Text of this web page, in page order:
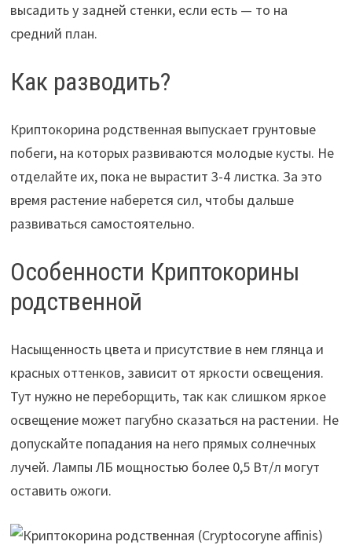
высадить у задней стенки, если есть — то на
средний план.
Как разводить?
Криптокорина родственная выпускает грунтовые
побеги, на которых развиваются молодые кусты. Не
отделайте их, пока не вырастит 3-4 листка. За это
время растение наберется сил, чтобы дальше
развиваться самостоятельно.
Особенности Криптокорины
родственной
Насыщенность цвета и присутствие в нем глянца и
красных оттенков, зависит от яркости освещения.
Тут нужно не переборщить, так как слишком яркое
освещение может пагубно сказаться на растении. Не
допускайте попадания на него прямых солнечных
лучей. Лампы ЛБ мощностью более 0,5 Вт/л могут
оставить ожоги.